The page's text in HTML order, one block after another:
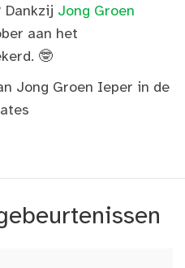
Jong Groen
aan het
🤓
Jong Groen Ieper in de